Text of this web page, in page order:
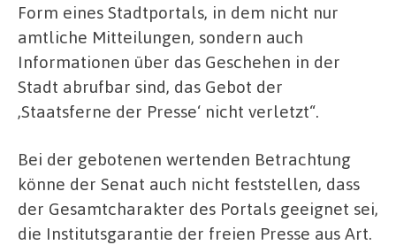
Form eines Stadtportals, in dem nicht nur
amtliche Mitteilungen, sondern auch
Informationen über das Geschehen in der
Stadt abrufbar sind, das Gebot der
,Staatsferne der Presse‘ nicht verletzt“.
Bei der gebotenen wertenden Betrachtung
könne der Senat auch nicht feststellen, dass
der Gesamtcharakter des Portals geeignet sei,
die Institutsgarantie der freien Presse aus Art.